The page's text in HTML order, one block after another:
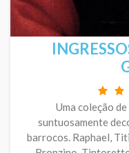
Uma coleção
suntuosamente
barrocos. Raphael,